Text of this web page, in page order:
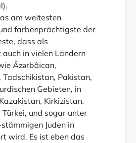
am weitesten
farben­prächtigste der
dass als
auch in vielen Ländern
Âzәrbâican,
Pakistan,
Gebieten, in
Kirkizistan,
Türkei, und sogar unter
Juden in
wird. Es ist eben das